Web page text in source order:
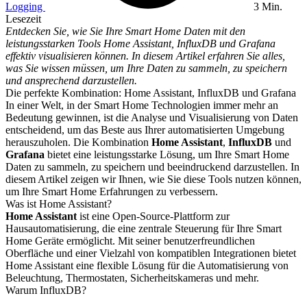
Logging
3 Min.
Lesezeit
Entdecken Sie, wie Sie Ihre Smart Home Daten mit den
leistungsstarken Tools Home Assistant, InfluxDB und Grafana
effektiv visualisieren können. In diesem Artikel erfahren Sie alles,
was Sie wissen müssen, um Ihre Daten zu sammeln, zu speichern
und ansprechend darzustellen.
Die perfekte Kombination: Home Assistant, InfluxDB und Grafana
In einer Welt, in der Smart Home Technologien immer mehr an
Bedeutung gewinnen, ist die Analyse und Visualisierung von Daten
entscheidend, um das Beste aus Ihrer automatisierten Umgebung
herauszuholen. Die Kombination Home Assistant, InfluxDB und
Grafana bietet eine leistungsstarke Lösung, um Ihre Smart Home
Daten zu sammeln, zu speichern und beeindruckend darzustellen. In
diesem Artikel zeigen wir Ihnen, wie Sie diese Tools nutzen können,
um Ihre Smart Home Erfahrungen zu verbessern.
Was ist Home Assistant?
Home Assistant ist eine Open-Source-Plattform zur
Hausautomatisierung, die eine zentrale Steuerung für Ihre Smart
Home Geräte ermöglicht. Mit seiner benutzerfreundlichen
Oberfläche und einer Vielzahl von kompatiblen Integrationen bietet
Home Assistant eine flexible Lösung für die Automatisierung von
Beleuchtung, Thermostaten, Sicherheitskameras und mehr.
Warum InfluxDB?